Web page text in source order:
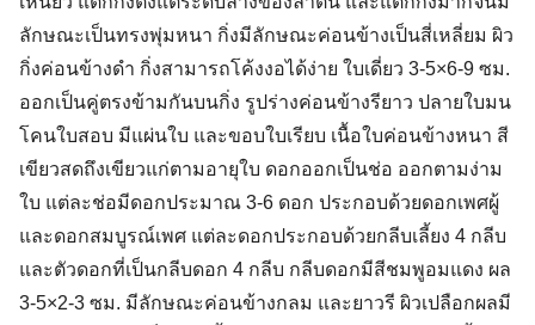
ลักษณะเป็นทรงพุ่มหนา กิ่งมีลักษณะค่อนข้างเป็นสี่เหลี่ยม ผิว
กิ่งค่อนข้างดำ กิ่งสามารถโค้งงอได้ง่าย ใบเดี่ยว 3-5×6-9 ซม.
ออกเป็นคู่ตรงข้ามกันบนกิ่ง รูปร่างค่อนข้างรียาว ปลายใบมน
โคนใบสอบ มีแผ่นใบ และขอบใบเรียบ เนื้อใบค่อนข้างหนา สี
เขียวสดถึงเขียวแก่ตามอายุใบ ดอกออกเป็นช่อ ออกตามง่าม
ใบ แต่ละช่อมีดอกประมาณ 3-6 ดอก ประกอบด้วยดอกเพศผู้
และดอกสมบูรณ์เพศ แต่ละดอกประกอบด้วยกลีบเลี้ยง 4 กลีบ
และตัวดอกที่เป็นกลีบดอก 4 กลีบ กลีบดอกมีสีชมพูอมแดง ผล
3-5×2-3 ซม. มีลักษณะค่อนข้างกลม และยาวรี ผิวเปลือกผลมี